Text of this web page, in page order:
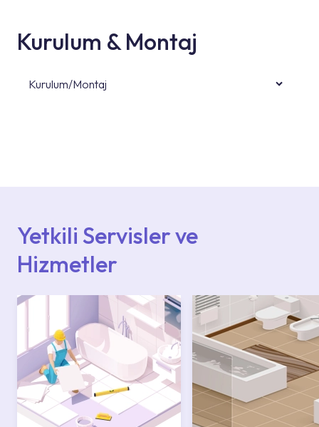
Kurulum & Montaj
Kurulum/Montaj
Yetkili Servisler ve
Hizmetler